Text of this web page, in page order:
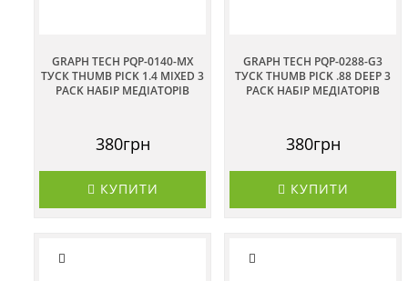
GRAPH TECH PQP-0140-MX
ТУСК THUMB PICK 1.4 MIXED 3
PACK НАБІР МЕДІАТОРІВ
380грн
КУПИТИ
GRAPH TECH PQP-0288-G3
ТУСК THUMB PICK .88 DEEP 3
PACK НАБІР МЕДІАТОРІВ
380грн
КУПИТИ